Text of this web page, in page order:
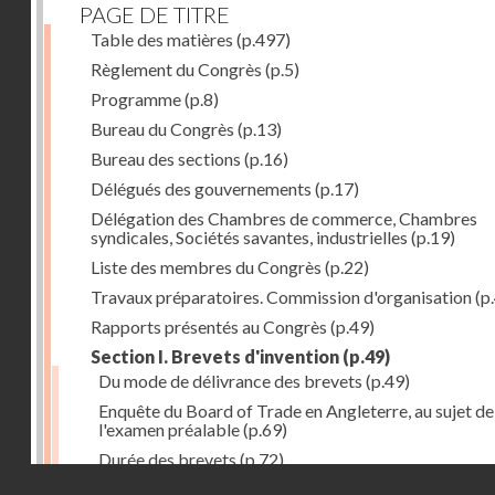
PAGE DE TITRE
Table des matières (p.497)
Règlement du Congrès (p.5)
Programme(p.8)
Bureau du Congrès (p.13)
Bureau des sections (p.16)
Délégués des gouvernements (p.17)
Délégation des Chambres de commerce, Chambres
syndicales, Sociétés savantes, industrielles (p.19)
Liste des membres du Congrès (p.22)
Travaux préparatoires. Commission d'organisation
Rapports présentés au Congrès (p.49)
Section I. Brevets d'invention (p.49)
Du mode de délivrance des brevets (p.49)
Enquête du Board of Trade en Angleterre, au sujet de
l'examen préalable(p.69)
Durée des brevets (p.72)